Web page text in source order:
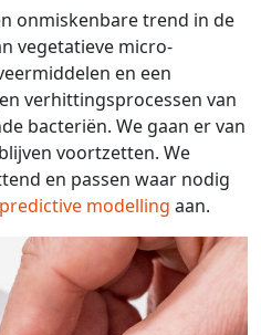
onmiskenbare trend in de
vegetatieve micro-
en een
verhittingsprocessen van
bacteriën. We gaan er van
voortzetten. We
en passen waar nodig
predictive modelling aan.